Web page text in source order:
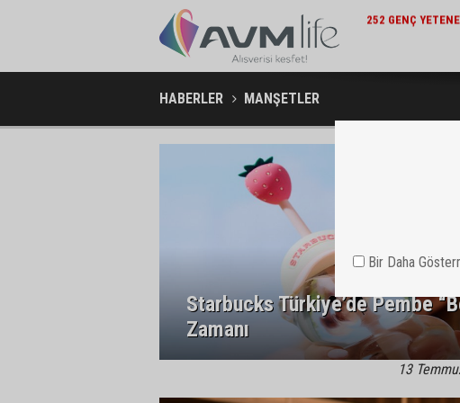
ŞIRKET HABERLERI / 15:15
252 GENÇ YETENEK KARIYERLERINE İLK ADIMI TURKCELL’DE
ALBARAKA
HABERLER MANŞETLER
Starbucks Türkiye’de Pembe
Zamanı
13
Bir Daha